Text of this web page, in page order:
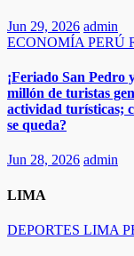
Jun 29, 2026 admin
ECONOMÍA PERÚ
¡Feriado San Pedro
millón de turistas
actividad turísticas;
se queda?​
Jun 28, 2026 admin
LIMA
DEPORTES LIMA